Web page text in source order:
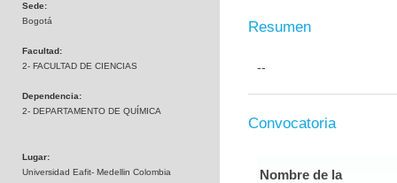
Sede:
Bogotá
Facultad:
2- FACULTAD DE CIENCIAS
Dependencia:
2- DEPARTAMENTO DE QUÍMICA
Lugar:
Universidad Eafit- Medellin Colombia
Resumen
--
Convocatoria
Nombre de la